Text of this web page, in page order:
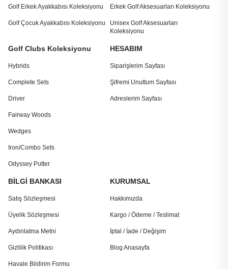
Golf Erkek Ayakkabısı Koleksiyonu
Golf Çocuk Ayakkabısı Koleksiyonu
Erkek Golf Aksesuarları Koleksiyonu
Unisex Golf Aksesuarları
Koleksiyonu
Golf Clubs Koleksiyonu
Hybrids
Complete Sets
Driver
Fairway Woods
Wedges
Iron/Combo Sets
Odyssey Putter
HESABIM
Siparişlerim Sayfası
Şifremi Unuttum Sayfası
Adreslerim Sayfası
BİLGİ BANKASI
Satış Sözleşmesi
Üyelik Sözleşmesi
Aydınlatma Metni
Gizlilik Politikası
Havale Bildirim Formu
KURUMSAL
Hakkımızda
Kargo / Ödeme / Teslimat
İptal / İade / Değişim
Blog Anasayfa